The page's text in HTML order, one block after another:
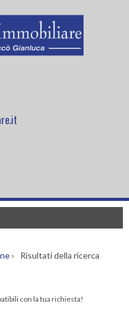
› Risultati della ricerca
con la tua richiesta!